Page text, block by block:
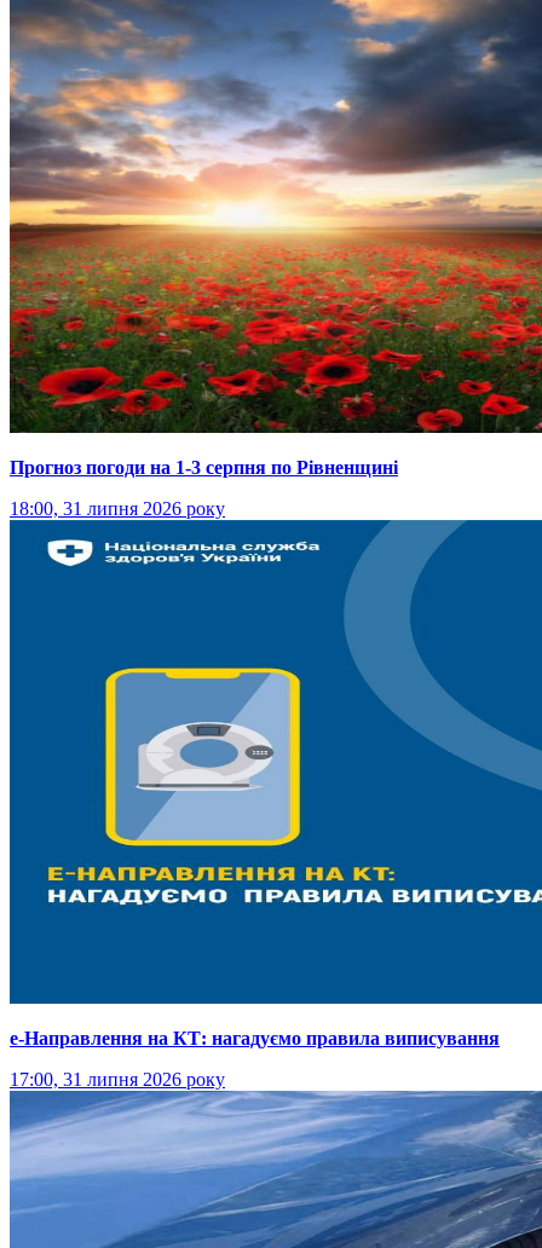
Прогноз погоди на 1-3 серпня по Рівненщині
18:00, 31 липня 2026 року
е-Направлення на КТ: нагадуємо правила виписування
17:00, 31 липня 2026 року